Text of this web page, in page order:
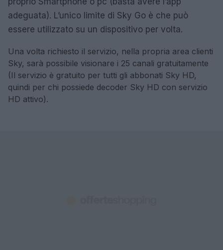
adeguata). L’unico limite di Sky Go è che può
essere utilizzato su un dispositivo per volta.
Una volta richiesto il servizio, nella propria area clienti
Sky, sarà possibile visionare i 25 canali gratuitamente
(Il servizio è gratuito per tutti gli abbonati Sky HD,
quindi per chi possiede decoder Sky HD con servizio
HD attivo).